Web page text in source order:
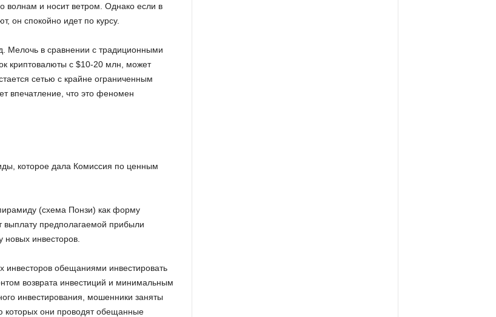
и носит ветром. Однако если в
он спокойно идет по курсу.
Мелочь в сравнении с традиционными
криптовалюты с $10-20 млн, может
сетью с крайне ограниченным
впечатление, что это феномен
которое дала Комиссия по ценным
(схема Понзи) как форму
выплату предполагаемой прибыли
инвесторов.
инвесторов обещаниями инвестировать
возврата инвестиций и минимальным
инвестирования, мошенники заняты
они проводят обещанные